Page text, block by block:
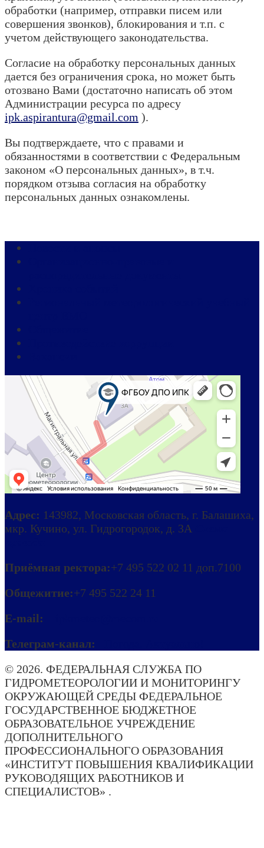
обработки (например, отправки писем или
совершения звонков), блокирования и т.п. с
учетом действующего законодательства.
Согласие на обработку персональных данных
дается без ограничения срока, но может быть
отозвано Вами (достаточно написать об этом
Администрации ресурса по адресу
ipk.aspirantura@gmail.com ).
Вы подтверждаете, что с правами и
обязанностями в соответствии с Федеральным
законом «О персональных данных», в т.ч.
порядком отзыва согласия на обработку
персональных данных ознакомлены.
Адрес: 143982, Московская область, г. Балашиха,
мкр. Кучино, ул. Гидрогородок, д. 3А
Приёмная ректора:+7 495 522 02 11 доп.7100
Общежитие:+7 495 522 24 11
E-mail:
Телеграм-канал:
© 2026. ФЕДЕРАЛЬНАЯ СЛУЖБА ПО
ГИДРОМЕТЕОРОЛОГИИ И МОНИТОРИНГУ
ОКРУЖАЮЩЕЙ СРЕДЫ ФЕДЕРАЛЬНОЕ
ГОСУДАРСТВЕННОЕ БЮДЖЕТНОЕ
ОБРАЗОВАТЕЛЬНОЕ УЧРЕЖДЕНИЕ
ДОПОЛНИТЕЛЬНОГО
ПРОФЕССИОНАЛЬНОГО ОБРАЗОВАНИЯ
«ИНСТИТУТ ПОВЫШЕНИЯ КВАЛИФИКАЦИИ
РУКОВОДЯЩИХ РАБОТНИКОВ И
СПЕЦИАЛИСТОВ» .